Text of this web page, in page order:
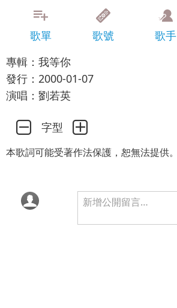
歌單 歌號 歌手
專輯：我等你
發行：2000-01-07
演唱：劉若英
字型
本歌詞可能受著作法保護，恕無法提供。